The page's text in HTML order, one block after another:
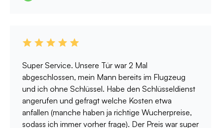
Super Service. Unsere Tür war 2 Mal
abgeschlossen, mein Mann bereits im Flugzeug
und ich ohne Schlüssel. Habe den Schlüsseldienst
angerufen und gefragt welche Kosten etwa
anfallen (manche haben ja richtige Wucherpreise,
sodass ich immer vorher frage). Der Preis war super